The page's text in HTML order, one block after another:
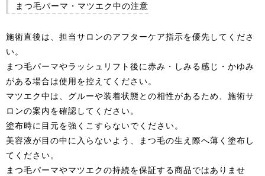
まつ毛パーマ・マツエク中の注意
施術直後は、担当サロンのアフターケア指示を優先してくださ
い。
まつ毛パーマやラッシュリフト後に赤み・しみる感じ・かゆみ
がある場合は使用を控えてください。
マツエク中は、グルーや装着状態との相性があるため、施術サ
ロンの案内を確認してください。
塗布時に目元を強くこすらないでください。
美容液が目の中に入らないよう、まつ毛の生え際へ薄く塗布し
てください。
まつ毛パーマやマツエクの持続を保証する商品ではありませ